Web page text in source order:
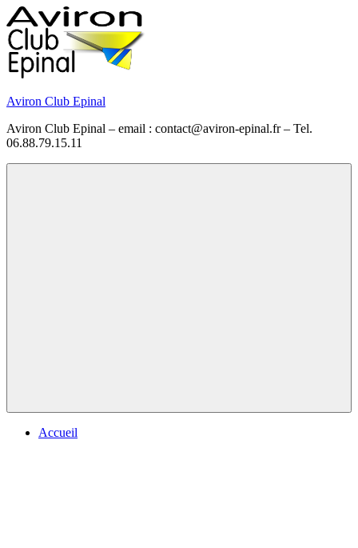
Skip
to
content
Aviron Club Epinal
Aviron Club Epinal – email : contact@aviron-epinal.fr – Tel.
06.88.79.15.11
Accueil